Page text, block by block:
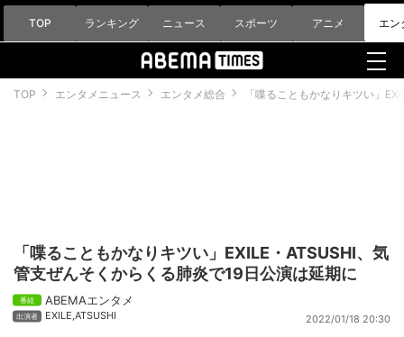
TOP ランキング ニュース スポーツ アニメ エン
TOP エンタメニュース エンタメ総合 「喋ることもかなりキツい」
「喋ることもかなりキツい」EXILE・ATSUSHI、気
管支ぜんそくからくる肺炎で19日公演は延期に
ABEMAエンタメ
EXILE,ATSUSHI 2022/01/18 20:30